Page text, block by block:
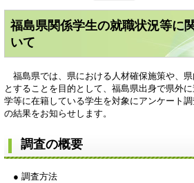
福島県関係学生の就職状況等に
いて
福島県では、県における人材確保施策や、
とすることを目的として、福島県出身で県外
学等に在籍している学生を対象にアンケート
の結果をお知らせします。
調査の概要
● 調査方法